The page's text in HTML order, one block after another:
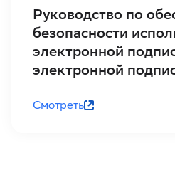
Руководство по
безопасности
электронной
электронной
Смотреть